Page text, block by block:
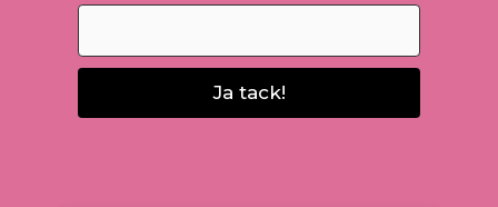
Ja tack!